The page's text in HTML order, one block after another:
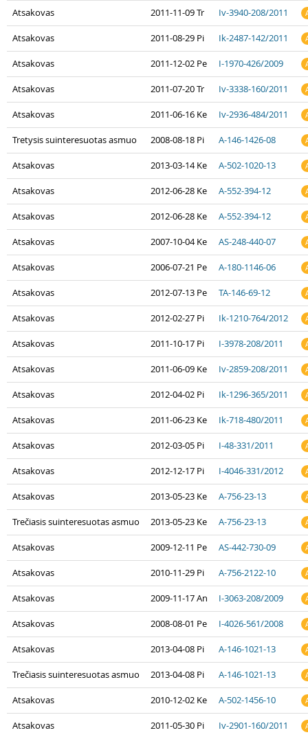
Atsakovas 2011-11-09 Tr Iv-3940-208/2011
Atsakovas 2011-08-29 Pi Ik-2487-142/2011
Atsakovas 2011-12-02 Pe I-1970-426/2009
Atsakovas 2011-07-20 Tr Iv-3338-160/2011
Atsakovas 2011-06-16 Ke Iv-2936-484/2011
Tretysis suinteresuotas asmuo 2008-08-18 Pi A-146-1426-08
Atsakovas 2013-03-14 Ke A-502-1020-13
Atsakovas 2012-06-28 Ke A-552-394-12
Atsakovas 2012-06-28 Ke A-552-394-12
Atsakovas 2007-10-04 Ke AS-248-440-07
Atsakovas 2006-07-21 Pe A-180-1146-06
Atsakovas 2012-07-13 Pe TA-146-69-12
Atsakovas 2012-02-27 Pi Ik-1210-764/2012
Atsakovas 2011-10-17 Pi I-3978-208/2011
Atsakovas 2011-06-09 Ke Iv-2859-208/2011
Atsakovas 2012-04-02 Pi Ik-1296-365/2011
Atsakovas 2011-06-23 Ke Ik-718-480/2011
Atsakovas 2012-03-05 Pi I-48-331/2011
Atsakovas 2012-12-17 Pi I-4046-331/2012
Atsakovas 2013-05-23 Ke A-756-23-13
Trečiasis suinteresuotas asmuo 2013-05-23 Ke A-756-23-13
Atsakovas 2009-12-11 Pe AS-442-730-09
Atsakovas 2010-11-29 Pi A-756-2122-10
Atsakovas 2009-11-17 An I-3063-208/2009
Atsakovas 2008-08-01 Pe I-4026-561/2008
Atsakovas 2013-04-08 Pi A-146-1021-13
Trečiasis suinteresuotas asmuo 2013-04-08 Pi A-146-1021-13
Atsakovas 2010-12-02 Ke A-502-1456-10
Atsakovas 2011-05-30 Pi Iv-2901-160/2011